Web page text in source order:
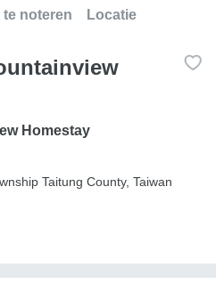
te noteren Locatie
Homestay
Taitung County, Taiwan